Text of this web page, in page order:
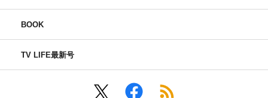
BOOK
TV LIFE最新号